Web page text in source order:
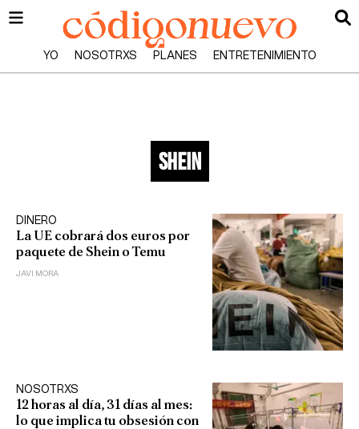
YO NOSOTRXS PLANES ENTRETENIMIENTO
shein
DINERO
La UE cobrará dos euros por
paquete de Shein o Temu
JAVI MORA
NOSOTRXS
12 horas al día, 31 días al mes:
lo que implica tu obsesión con